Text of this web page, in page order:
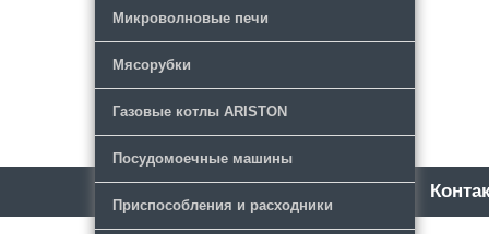
Микроволновые печи
Мясорубки
Газовые котлы ARISTON
Посудомоечные машины
Приспособления и расходники